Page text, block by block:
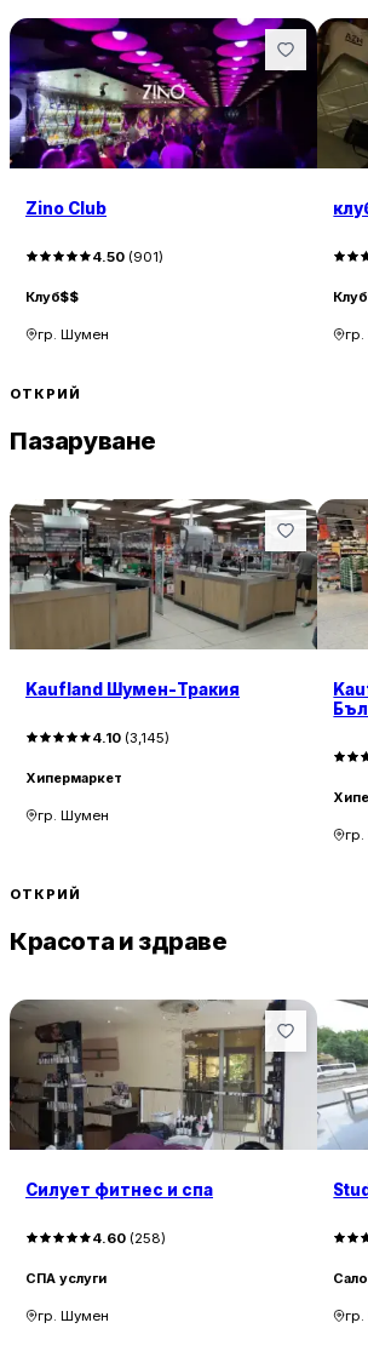
Zino Club
4.50 (901)
Клуб$$
гр. Шумен
Клуб
ОТКРИЙ
Пазаруване
Kaufland Шумен-Тракия
4.10 (3,145)
Хипермаркет
гр. Шумен
ОТКРИЙ
Красота и здраве
Силует фитнес и спа
4.60 (258)
СПА услуги
гр. Шумен